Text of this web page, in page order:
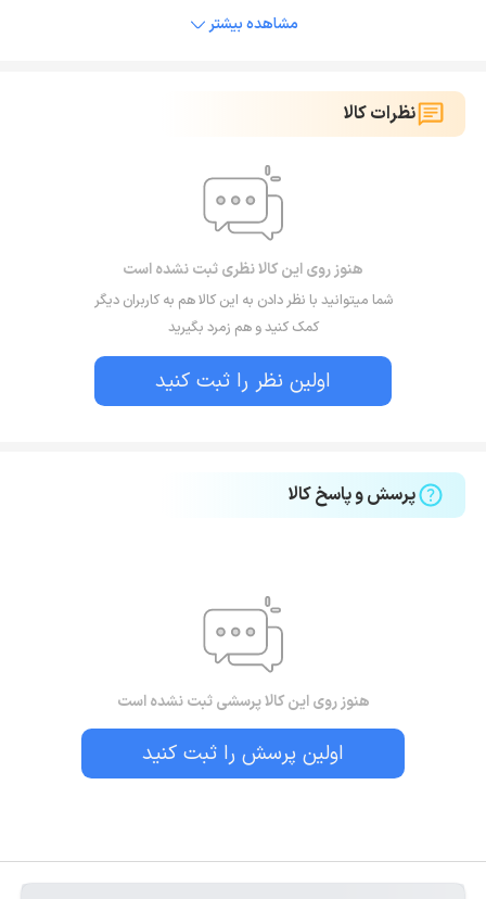
مشاهده بیشتر
نظرات کالا
هنوز روی این کالا نظری ثبت نشده است
شما میتوانید با نظر دادن به این کالا هم به کاربران دیگر
کمک کنید و هم زمرد بگیرید
اولین نظر را ثبت کنید
پرسش و پاسخ کالا
هنوز روی این کالا پرسشی ثبت نشده است
اولین پرسش را ثبت کنید